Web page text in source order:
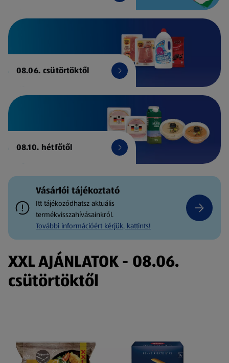
08.06. csütörtöktől
08.10. hétfőtől
Vásárlói tájékoztató
Itt tájékozódhatsz aktuális
termékvisszahívásainkról.
További információért kérjük, kattints!
XXL AJÁNLATOK - 08.06.
csütörtöktől